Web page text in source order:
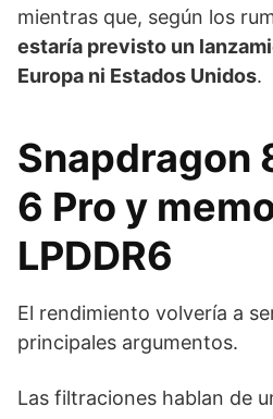
mientras que, según los
estaría previsto un
Europa ni Estados Unidos.
Snapdragon
6 Pro y
LPDDR6
El rendimiento volvería a
principales argumentos.
Las filtraciones hablan de